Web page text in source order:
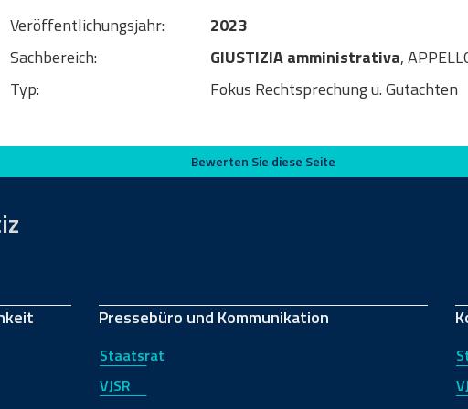
Veröffentlichungsjahr:
2023
Sachbereich:
GIUSTIZIA amministrativa,
Typ:
Fokus Rechtsprechung u. Gutachten
Bewerten Sie diese Seite
Pressebüro und Kommunikation
Staatsrat
VJSR